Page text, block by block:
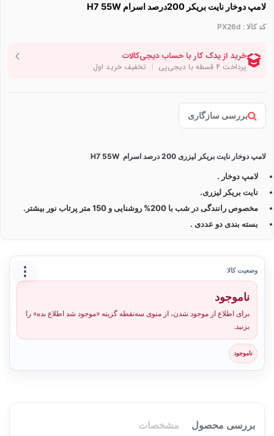
لامپ دوخار نایت بریکر 200درصد اسرام H7 55W
کد کالا : PX26d
بررسی سازگاری
لامپ دوخار نایت بریکر لیزری 200 درصد اسرام H7 55W
لامپ دوخار .
نایت بریکر لیزری.
مخصوص رانندگی در شب با 200% روشنایی و 150 متر پرتاب نور بیشتر.
بسته بندی دو عددی .
⋮ وضعیت کالا
ناموجود
برای اطلاع از موجود شدن، از منوی سه‌نقطه گزینه «موجود شد اطلاع بده» را
بزنید.
ناموجود
بررسی محصول مشخصات